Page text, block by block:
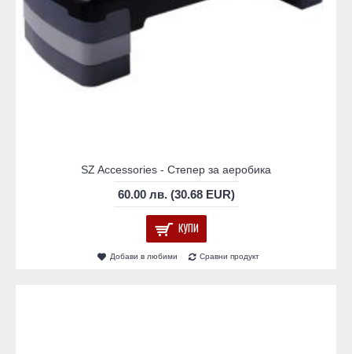
SZ Accessories - Степер за аеробика
60.00 лв. (30.68 EUR)
КУПИ
Добави в любими Сравни продукт